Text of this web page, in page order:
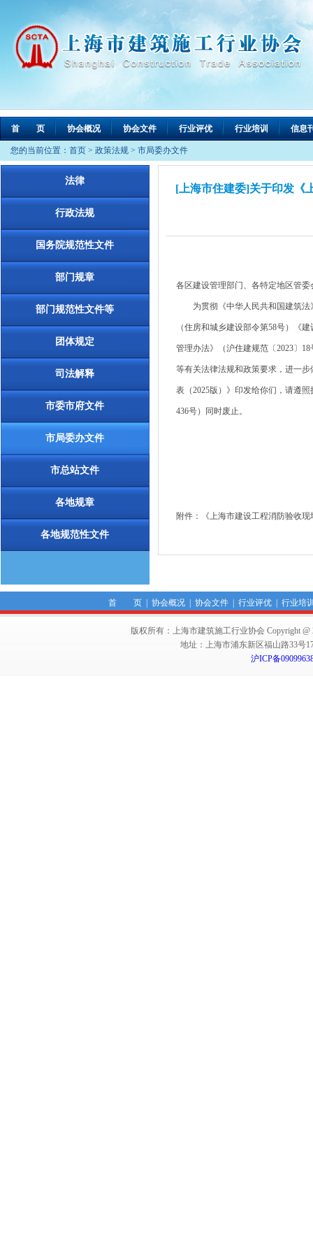
首 页 协会概况 协会文件 行业评优 行业培训 信息
您的当前位置： 首页 > 政策法规 > 市局委办文件
法律
行政法规
国务院规范性文件
部门规章
部门规范性文件等
团体规定
司法解释
市委市府文件
市局委办文件
市总站文件
各地规章
各地规范性文件
[上海市住建委]关于印发《
各区建设管理部门、各特定地区管委
为贯彻《中华人民共和国建筑法
（住房和城乡建设部令第58号）《
管理办法》（沪住建规范〔2023〕
等有关法律法规和政策要求，进一
表（2025版）》印发给你们，请遵
436号）同时废止。
附件：《上海市建设工程消防验收
首 页| 协会概况| 协会文件| 行业评优| 行业培
版权所有：上海市建筑施工行业协会 Copyright @
地址：上海市浦东新区福山路33号
沪ICP备